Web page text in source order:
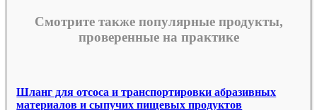
Смотрите также популярные продукты,
проверенные на практике
Шланг для отсоса и транспортировки абразивных
материалов и сыпучих пищевых продуктов